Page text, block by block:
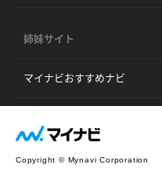
姉妹サイト
マイナビおすすめナビ
Copyright © Mynavi Corporation